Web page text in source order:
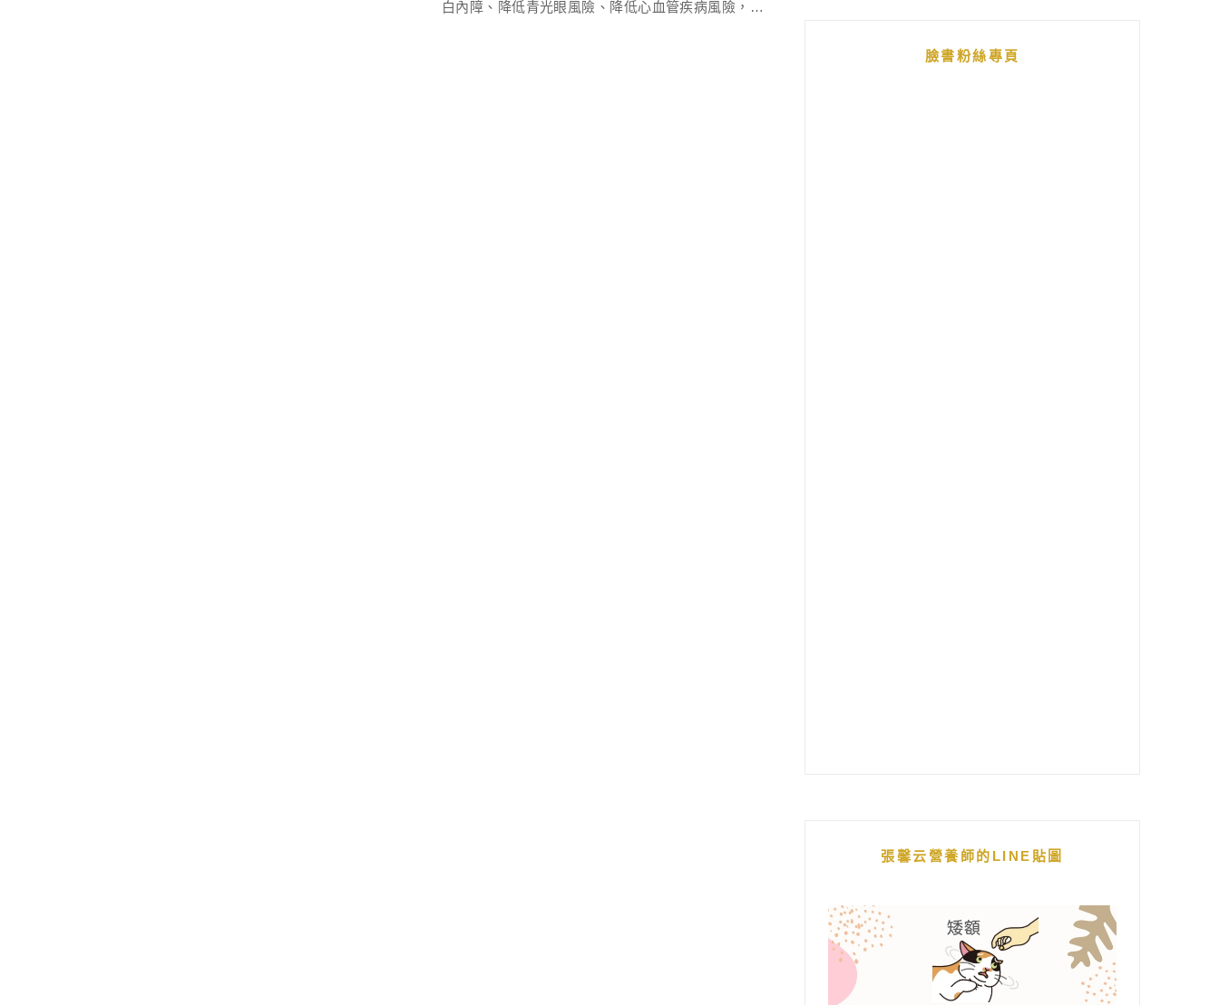
白內障、降低青光眼風險、降低心血管疾病風險，以及
臉書粉絲專頁
張馨云營養師的LINE貼圖